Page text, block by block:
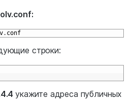
. conf
строки:
укажите адреса публичных